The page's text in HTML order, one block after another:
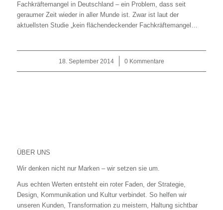
Fachkräftemangel in Deutschland – ein Problem, dass seit
geraumer Zeit wieder in aller Munde ist. Zwar ist laut der
aktuellsten Studie „kein flächendeckender Fachkräftemangel…
18. September 2014
/ 0 Kommentare
ÜBER UNS
Wir denken nicht nur Marken – wir setzen sie um.
Aus echten Werten entsteht ein roter Faden, der Strategie,
Design, Kommunikation und Kultur verbindet. So helfen wir
unseren Kunden, Transformation zu meistern, Haltung sichtbar